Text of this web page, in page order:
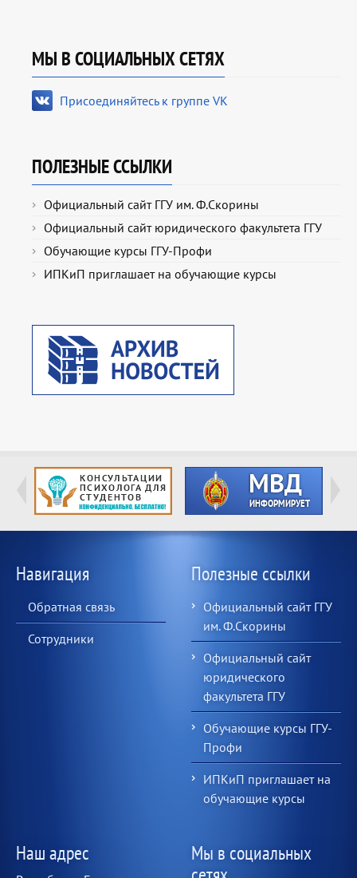
МЫ В СОЦИАЛЬНЫХ СЕТЯХ
Присоединяйтесь к группе VK
ПОЛЕЗНЫЕ ССЫЛКИ
Официальный сайт ГГУ им. Ф.Скорины
Официальный сайт юридического факультета ГГУ
Обучающие курсы ГГУ-Профи
ИПКиП приглашает на обучающие курсы
Навигация
Обратная связь
Сотрудники
Полезные ссылки
Официальный сайт ГГУ
им. Ф.Скорины
Официальный сайт
юридического
факультета ГГУ
Обучающие курсы ГГУ-
Профи
ИПКиП приглашает на
обучающие курсы
Наш адрес
Мы в социальных